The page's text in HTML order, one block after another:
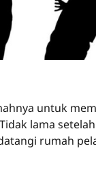
untuk
lama
rumah